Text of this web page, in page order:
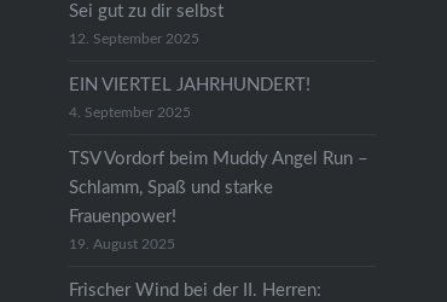
Sei gut zu dir selbst
12. September 2025
EIN VIERTEL JAHRHUNDERT!
4. September 2025
TSV Vordorf beim Muddy Angel Run –
Schlamm, Spaß und starke
Frauenpower!
19. August 2025
Frischer Wind bei der II. Herren: